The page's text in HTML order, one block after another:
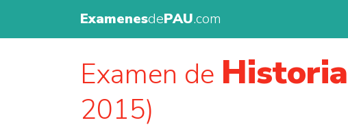
ExamenesdePAU.com
Examen de
2015)